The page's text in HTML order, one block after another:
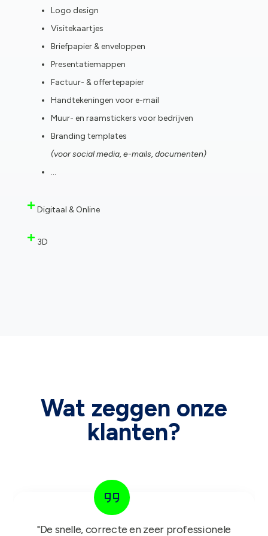
Logo design
Visitekaartjes
Briefpapier & enveloppen
Presentatiemappen
Factuur- & offertepapier
Handtekeningen voor e-mail
Muur- en raamstickers voor bedrijven
Branding templates
(voor social media, e-mails, documenten)
…
Digitaal & Online
3D
Wat zeggen onze
klanten?
"Het GIFT FOR KIDS project is een succes in